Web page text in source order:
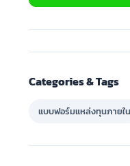
Categories & Tags
แบบฟอร์มแหล่งทุนภายใน